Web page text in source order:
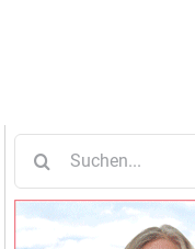
nach: